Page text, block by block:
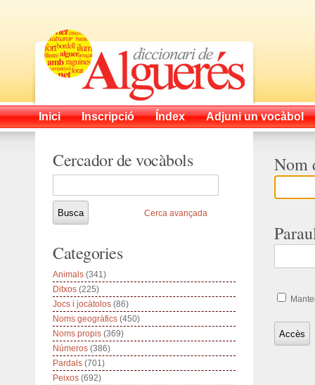
Inici Inscripció Índex Adjuni un vocàbol
Nom
Cercador de vocàbols
Cerca avançada
Categories
Animals (341)
Ditxos (225)
Jocs i jocàtolos (86)
Noms geogràfics (450)
Noms propis (369)
Números (386)
Pardals (701)
Peixos (692)